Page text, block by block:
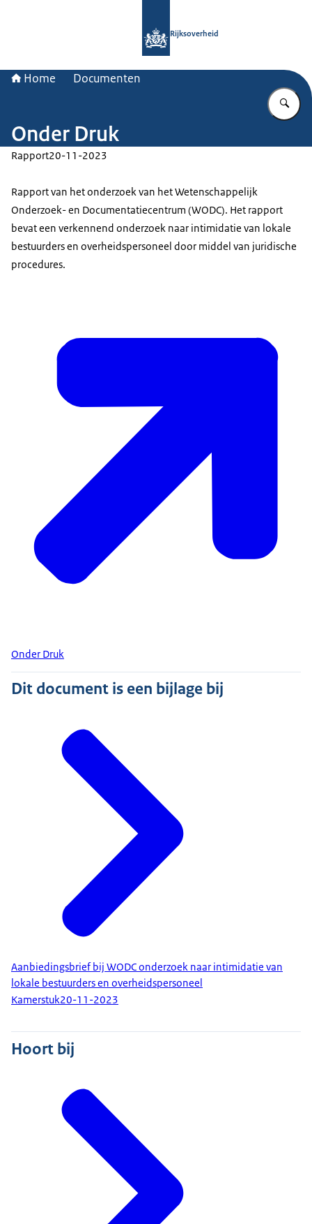
Rijksoverheid
Home Documenten
Onder Druk
Rapport20-11-2023
Rapport van het onderzoek van het Wetenschappelijk
Onderzoek- en Documentatiecentrum (WODC). Het rapport
bevat een verkennend onderzoek naar intimidatie van lokale
bestuurders en overheidspersoneel door middel van juridische
procedures.
Onder Druk
Dit document is een bijlage bij
Aanbiedingsbrief bij WODC onderzoek naar intimidatie van
lokale bestuurders en overheidspersoneel
Kamerstuk20-11-2023
Hoort bij